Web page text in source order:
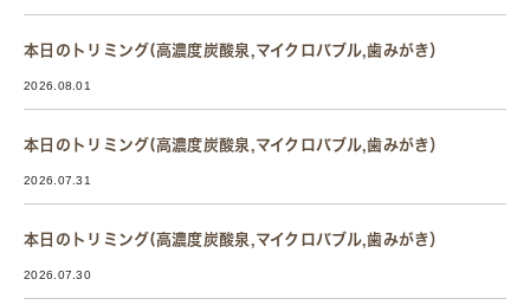
本日のトリミング(高濃度炭酸泉,マイクロバブル,歯みがき）
2026.08.01
本日のトリミング(高濃度炭酸泉,マイクロバブル,歯みがき）
2026.07.31
本日のトリミング(高濃度炭酸泉,マイクロバブル,歯みがき）
2026.07.30